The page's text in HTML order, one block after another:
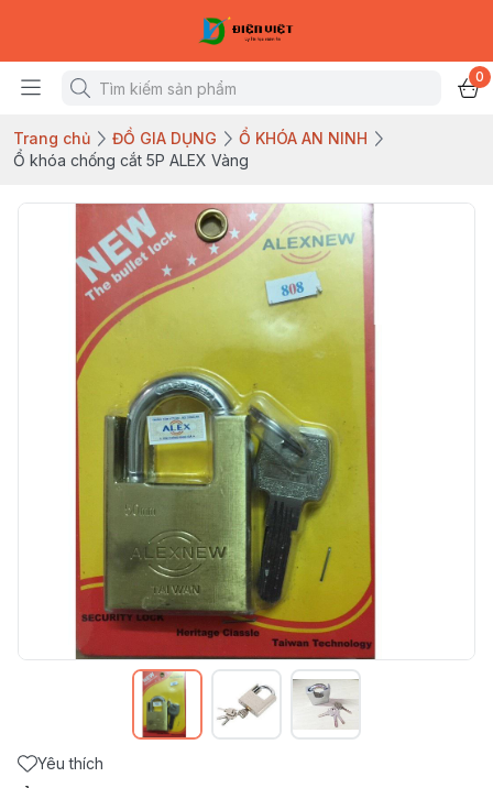
0
Trang chủ ĐỒ GIA DỤNG
Ổ KHÓA AN NINH
Ổ khóa chống cắt 5P ALEX Vàng
Yêu thích